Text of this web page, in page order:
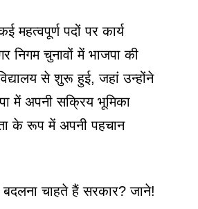
महत्वपूर्ण पदों पर कार्य
निगम चुनावों में भाजपा की
से शुरू हुई, जहां उन्होंने
में अपनी सक्रिय भूमिका
के रूप में अपनी पहचान
चाहते हैं सरकार? जाने!